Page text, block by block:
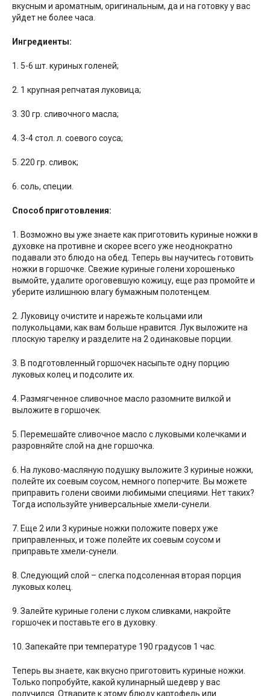
вкусным и ароматным, оригинальным, да и на готовку у вас
уйдет не более часа.
Ингредиенты:
1. 5-6 шт. куриных голеней;
2. 1 крупная репчатая луковица;
3. 30 гр. сливочного масла;
4. 3-4 стол. л. соевого соуса;
5. 220 гр. сливок;
6. соль, специи.
Способ приготовления:
1. Возможно вы уже знаете как приготовить куриные ножки в
духовке на противне и скорее всего уже неоднократно
подавали это блюдо на обед. Теперь вы научитесь готовить
ножки в горшочке. Свежие куриные голени хорошенько
вымойте, удалите ороговевшую кожицу, еще раз промойте и
уберите излишнюю влагу бумажным полотенцем.
2. Луковицу очистите и нарежьте кольцами или
полукольцами, как вам больше нравится. Лук выложите на
плоскую тарелку и разделите на 2 одинаковые порции.
3. В подготовленный горшочек насыпьте одну порцию
луковых колец и подсолите их.
4. Размягченное сливочное масло разомните вилкой и
выложите в горшочек.
5. Перемешайте сливочное масло с луковыми колечками и
разровняйте слой на дне горшочка.
6. На луково-масляную подушку выложите 3 куриные ножки,
полейте их соевым соусом, немного поперчите. Вы можете
приправить голени своими любимыми специями. Нет таких?
Тогда используйте универсальные хмели-сунели.
7. Еще 2 или 3 куриные ножки положите поверх уже
приправленных, и тоже полейте их соевым соусом и
приправьте хмели-сунели.
8. Следующий слой – слегка подсоленная вторая порция
луковых колец.
9. Залейте куриные голени с луком сливками, накройте
горшочек и поставьте его в духовку.
10. Запекайте при температуре 190 градусов 1 час.
Теперь вы знаете, как вкусно приготовить куриные ножки.
Только попробуйте, какой кулинарный шедевр у вас
получился. Отварите к этому блюду картофель или